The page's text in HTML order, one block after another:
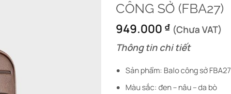
CÔNG SỞ (FBA27)
949.000 ₫ (Chưa VAT)
Thông tin chi tiết
Sản phẩm: Balo công sở FBA27
Màu sắc: đen – nâu – da bò